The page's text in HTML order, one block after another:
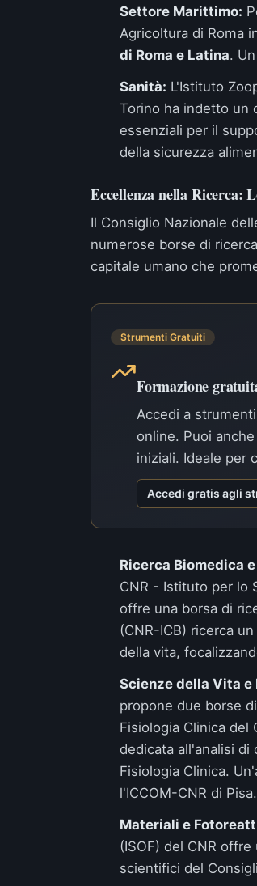
Settore Marittimo:
Agricoltura di Roma
di Roma e Latina.
Sanità: L'Istituto
Torino ha indetto un
essenziali per il
della sicurezza
Eccellenza nella Ricerca:
Il Consiglio Nazionale
numerose borse di
capitale umano che
Strumenti Gratuiti
Formazione
Accedi a
online. Puoi
iniziali. Ideale per
Accedi gratis agli
Ricerca Biomedica
CNR - Istituto per lo
offre una borsa di
(CNR-ICB) ricerca
della vita,
Scienze della Vita e
propone due borse
Fisiologia Clinica del
dedicata all'analisi
Fisiologia Clinica.
l'ICCOM-CNR di Pisa.
Materiali e
(ISOF) del CNR offre
scientifici del